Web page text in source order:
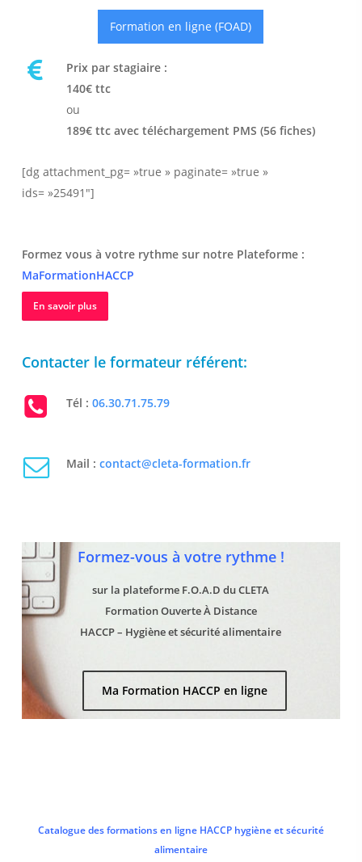
Formation en ligne (FOAD)
Prix par stagiaire :
140€ ttc
ou
189€ ttc avec téléchargement PMS (56 fiches)
[dg attachment_pg= »true » paginate= »true »
ids= »25491″]
Formez vous à votre rythme sur notre Plateforme :
MaFormationHACCP
En savoir plus
Contacter le formateur référent:
Tél :06.30.71.75.79
Mail :contact@cleta-formation.fr
Formez-vous à votre rythme !
sur la plateforme F.O.A.D du CLETA
Formation Ouverte À Distance
HACCP – Hygiène et sécurité alimentaire
Ma Formation HACCP en ligne
Catalogue des formations en ligne HACCP hygiène et sécurité
alimentaire